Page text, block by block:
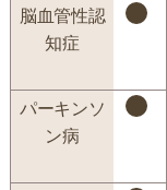
脳血管性認
知症
パーキンソ
ン病